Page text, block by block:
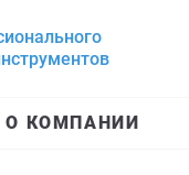
О КОМПАНИИ